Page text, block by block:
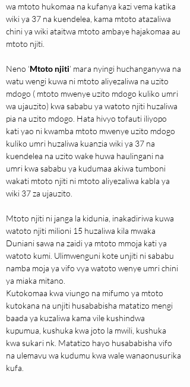
wa mtoto hukomaa na kufanya kazi vema katika
wiki ya 37 na kuendelea, kama mtoto atazaliwa
chini ya wiki ataitwa mtoto ambaye hajakomaa au
mtoto njiti.
Neno ‘Mtoto njiti’ mara nyingi huchanganywa na
watu wengi kuwa ni mtoto aliyezaliwa na uzito
mdogo ( mtoto mwenye uzito mdogo kuliko umri
wa ujauzito) kwa sababu ya watoto njiti huzaliwa
pia na uzito mdogo. Hata hivyo tofauti iliyopo
kati yao ni kwamba mtoto mwenye uzito mdogo
kuliko umri huzaliwa kuanzia wiki ya 37 na
kuendelea na uzito wake huwa haulingani na
umri kwa sababu ya kudumaa akiwa tumboni
wakati mtoto njiti ni mtoto aliyezaliwa kabla ya
wiki 37 za ujauzito.
Mtoto njiti ni janga la kidunia, inakadiriwa kuwa
watoto njiti milioni 15 huzaliwa kila mwaka
Duniani sawa na zaidi ya mtoto mmoja kati ya
watoto kumi. Ulimwenguni kote unjiti ni sababu
namba moja ya vifo vya watoto wenye umri chini
ya miaka mitano.
Kutokomaa kwa viungo na mifumo ya mtoto
kutokana na unjiti husababisha matatizo mengi
baada ya kuzaliwa kama vile kushindwa
kupumua, kushuka kwa joto la mwili, kushuka
kwa sukari nk. Matatizo hayo husababisha vifo
na ulemavu wa kudumu kwa wale wanaonusurika
kufa.